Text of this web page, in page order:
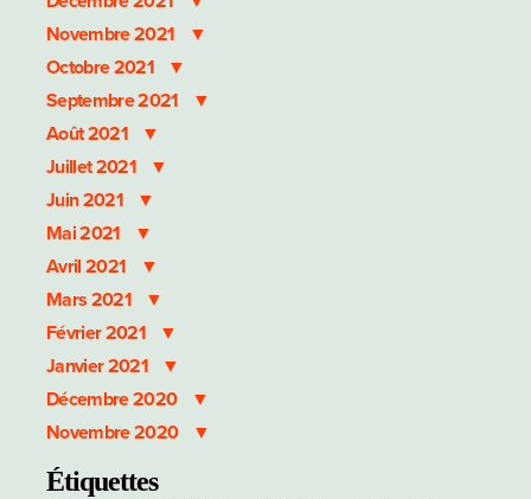
Novembre 2021
Octobre 2021
Septembre 2021
Août 2021
Juillet 2021
Juin 2021
Mai 2021
Avril 2021
Mars 2021
Février 2021
Janvier 2021
Décembre 2020
Novembre 2020
Étiquettes